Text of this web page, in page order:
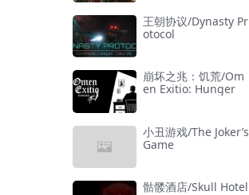
王朝协议/Dynasty Pr
otocol
崩坏之兆：饥荒/Om
en Exitio: Hunger
小丑游戏/The Joker’s
Game
骷髅酒店/Skull Hotel